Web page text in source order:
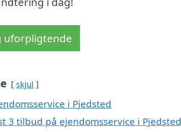
uforpligtende
skjul
i Pjedsted
3 tilbud på ejendomsservice i Pjedsted